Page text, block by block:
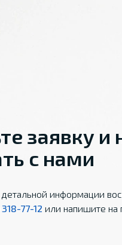
заявку и
с нами
информации
77-12 или напишите на